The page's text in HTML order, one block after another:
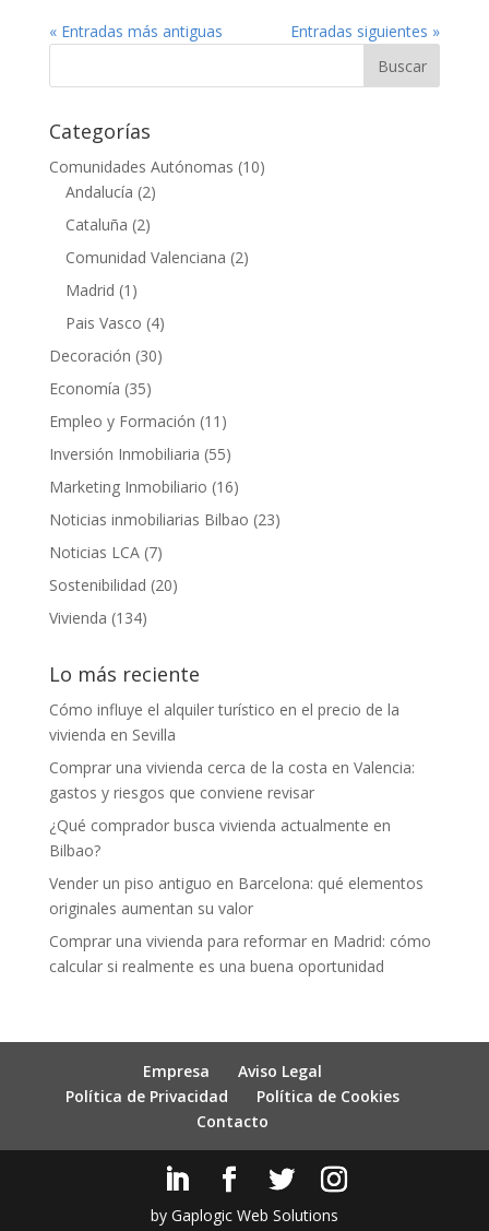
« Entradas más antiguas Entradas siguientes »
Categorías
Comunidades Autónomas (10)
Andalucía (2)
Cataluña (2)
Comunidad Valenciana (2)
Madrid (1)
Pais Vasco (4)
Decoración (30)
Economía (35)
Empleo y Formación (11)
Inversión Inmobiliaria (55)
Marketing Inmobiliario (16)
Noticias inmobiliarias Bilbao (23)
Noticias LCA(7)
Sostenibilidad (20)
Vivienda (134)
Lo más reciente
Cómo influye el alquiler turístico en el precio de la
vivienda en Sevilla
Comprar una vivienda cerca de la costa en Valencia:
gastos y riesgos que conviene revisar
¿Qué comprador busca vivienda actualmente en
Bilbao?
Vender un piso antiguo en Barcelona: qué elementos
originales aumentan su valor
Comprar una vivienda para reformar en Madrid: cómo
calcular si realmente es una buena oportunidad
Empresa
Aviso Legal
Política de Privacidad
Política de Cookies
Contacto
by Gaplogic Web Solutions